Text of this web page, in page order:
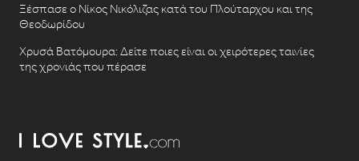
Ξέσπασε ο Νίκος Νικόλιζας κατά του Πλούταρχου και της
Θεοδωρίδου
Χρυσά Βατόμουρα: Δείτε ποιες είναι οι χειρότερες ταινίες
της χρονιάς που πέρασε